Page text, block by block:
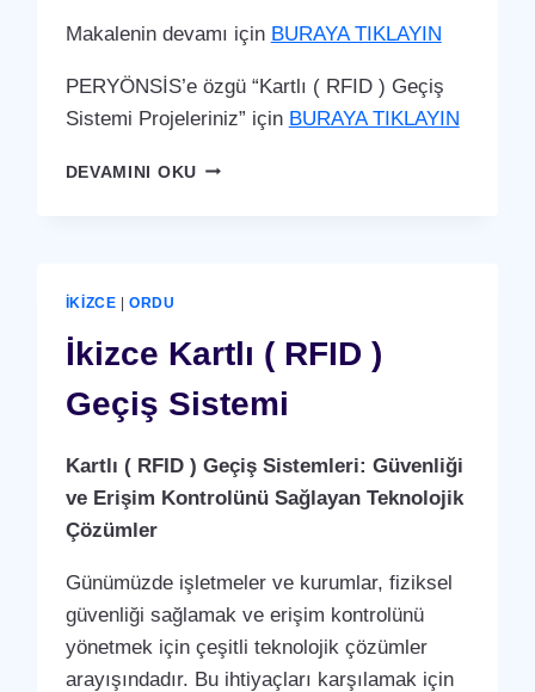
Makalenin devamı için BURAYA TIKLAYIN
PERYÖNSİS’e özgü “Kartlı ( RFID ) Geçiş
Sistemi Projeleriniz” için BURAYA TIKLAYIN
DEVAMINI OKUGÜRGENTEPE
İKIZCE |ORDU
İkizce Kartlı ( RFID )
Geçiş Sistemi
Kartlı ( RFID ) Geçiş Sistemleri: Güvenliği
ve Erişim Kontrolünü Sağlayan Teknolojik
Çözümler
Günümüzde işletmeler ve kurumlar, fiziksel
güvenliği sağlamak ve erişim kontrolünü
yönetmek için çeşitli teknolojik çözümler
arayışındadır. Bu ihtiyaçları karşılamak için